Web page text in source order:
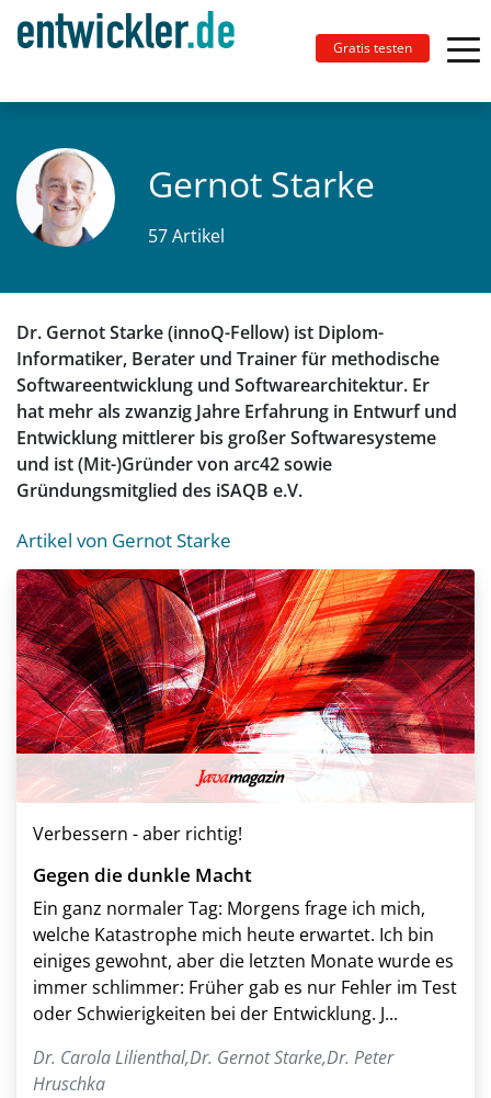
Gratis testen
Gernot Starke
57 Artikel
Dr. Gernot Starke (innoQ-Fellow) ist Diplom-
Informatiker, Berater und Trainer für methodische
Softwareentwicklung und Softwarearchitektur. Er
hat mehr als zwanzig Jahre Erfahrung in Entwurf und
Entwicklung mittlerer bis großer Softwaresysteme
und ist (Mit-)Gründer von arc42 sowie
Gründungsmitglied des iSAQB e.V.
Artikel von Gernot Starke
Verbessern - aber richtig!
Gegen die dunkle Macht
Ein ganz normaler Tag: Morgens frage ich mich,
welche Katastrophe mich heute erwartet. Ich bin
einiges gewohnt, aber die letzten Monate wurde es
immer schlimmer: Früher gab es nur Fehler im Test
oder Schwierigkeiten bei der Entwicklung. J...
Dr. Carola Lilienthal,Dr. Gernot Starke,Dr. Peter
Hruschka